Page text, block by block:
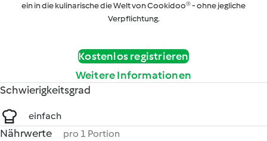
ein in die kulinarische die Welt von Cookidoo® - ohne jegliche
Verpflichtung.
Kostenlos registrieren
Weitere Informationen
Schwierigkeitsgrad
einfach
Nährwerte pro 1 Portion